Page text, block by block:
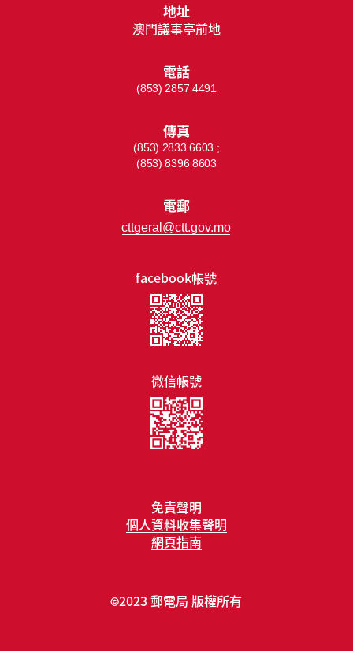
免責聲明
個人資料收集聲明
網頁指南
facebook帳號
微信帳號
地址
澳門議事亭前地
電話
(853) 2857 4491
傳真
(853) 2833 6603 ;
(853) 8396 8603
電郵
cttgeral@ctt.gov.mo
©2023 郵電局 版權所有